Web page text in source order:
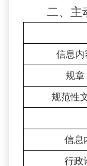
二、主动
信息内
规章
规范性
信息
行政